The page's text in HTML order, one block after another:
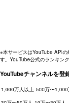
※本サービスはYouTube API
す。YouTube公式のランキン
YouTubeチャンネルを登
1,000万人以上 500万〜1,000